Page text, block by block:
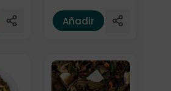
Añadir
Formato